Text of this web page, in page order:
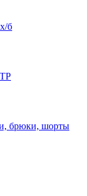
б
брюки, шорты